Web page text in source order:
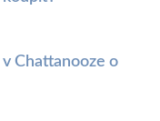
Chattanooze o